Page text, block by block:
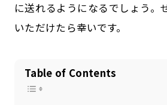
に送れるようになるでしょう。
いただけたら幸いです。
Table of Contents